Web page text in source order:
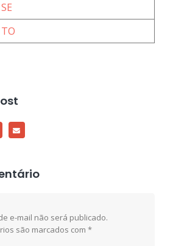
e-mail não será publicado.
são marcados com *